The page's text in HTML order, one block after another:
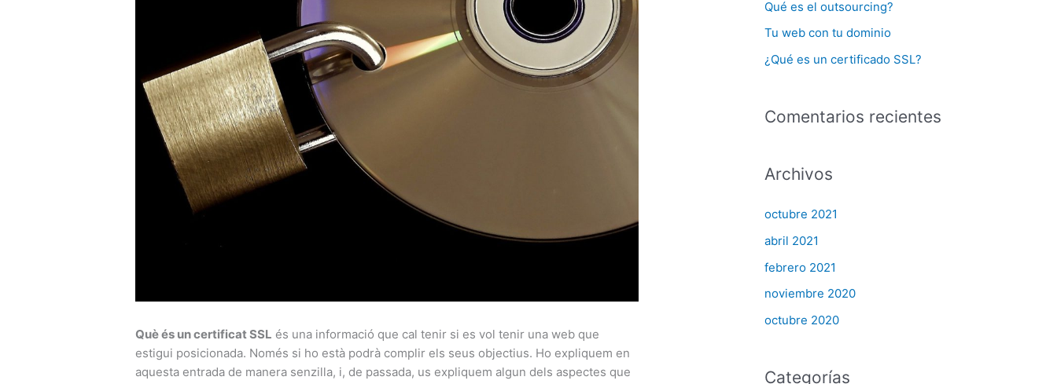
Què és un certificat SSL és una informació que cal tenir si es vol tenir una web que
estigui posicionada. Només si ho està podrà complir els seus objectius. Ho expliquem en
aquesta entrada de manera senzilla, i, de passada, us expliquem algun dels aspectes que
r
Qué es el outsourcing?
Tu web con tu dominio
¿Qué es un certificado SSL?
Comentarios recientes
Archivos
octubre 2021
abril 2021
febrero 2021
noviembre 2020
octubre 2020
Categorías